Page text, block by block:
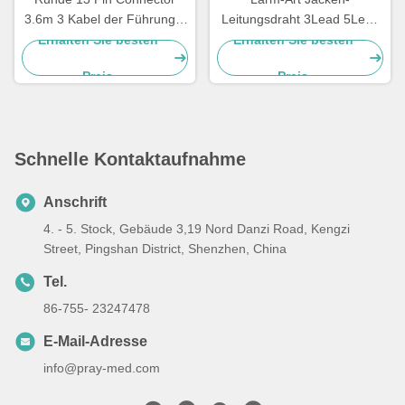
3.6m 3 Kabel der Führungs-
ECG für Mediana D500
Erhalten Sie besten
Preis
Leitungsdraht 3Lead 5Lead
Iecs AHA ECG geduldiger
Erhalten Sie besten
Preis
Schnelle Kontaktaufnahme
Anschrift
4. - 5. Stock, Gebäude 3,19 Nord Danzi Road, Kengzi
Street, Pingshan District, Shenzhen, China
Tel.
86-755- 23247478
E-Mail-Adresse
info@pray-med.com